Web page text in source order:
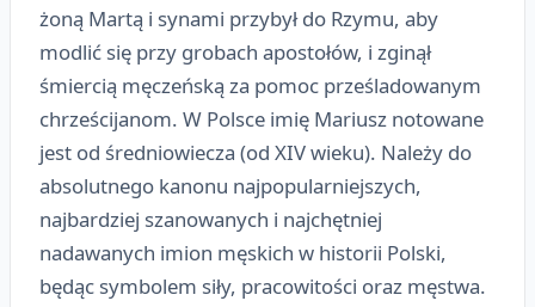
żoną Martą i synami przybył do Rzymu, aby
modlić się przy grobach apostołów, i zginął
śmiercią męczeńską za pomoc prześladowanym
chrześcijanom. W Polsce imię Mariusz notowane
jest od średniowiecza (od XIV wieku). Należy do
absolutnego kanonu najpopularniejszych,
najbardziej szanowanych i najchętniej
nadawanych imion męskich w historii Polski,
będąc symbolem siły, pracowitości oraz męstwa.